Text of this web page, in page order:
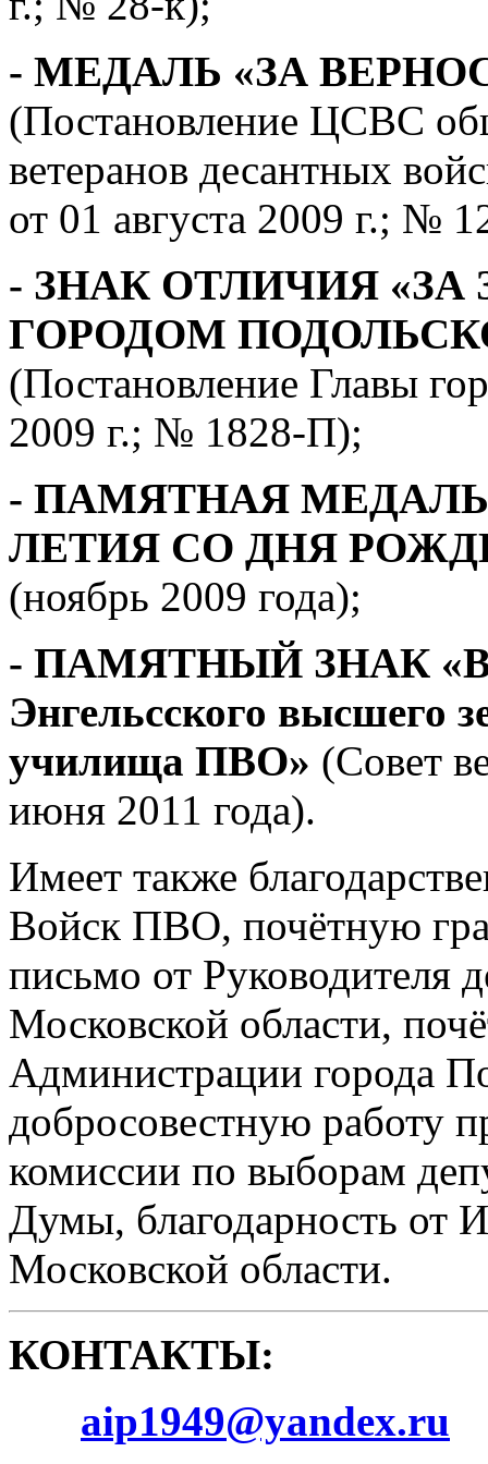
- МЕДАЛЬ «ЗА
(Постановление ЦСВС
ветеранов десантных
от 01 августа 2009 г.; №
- ЗНАК ОТЛИЧИЯ «ЗА
ГОРОДОМ
(Постановление Главы
2009 г.; № 1828-П);
- ПАМЯТНАЯ МЕДАЛЬ
ЛЕТИЯ СО ДНЯ
(ноябрь 2009 года);
- ПАМЯТНЫЙ ЗНАК
Энгельсского высшего
училища ПВО» (Совет
июня 2011 года).
Имеет также
Войск ПВО, почётную
письмо от Руководителя
Московской области,
Администрации города
добросовестную работу
комиссии по выборам
Думы, благодарность от
Московской области.
КОНТАКТЫ:
aip1949@yandex.ru